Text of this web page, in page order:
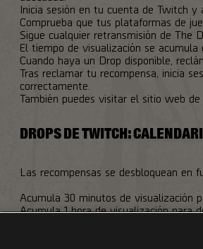
Inicia sesión en tu cuenta de Twitch
Comprueba que tus plataformas de
Sigue cualquier retransmisión de The
El tiempo de visualización se
Cuando haya un Drop disponible,
Tras reclamar tu recompensa, inicia
correctamente.
También puedes visitar el sitio web
DROPS DE TWITCH:
Las recompensas se desbloquean en
Acumula 30 minutos de visualización
Acumula 1 hora de visualización para